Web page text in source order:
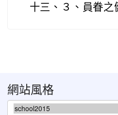
十三、 ３、員眷
網站風格